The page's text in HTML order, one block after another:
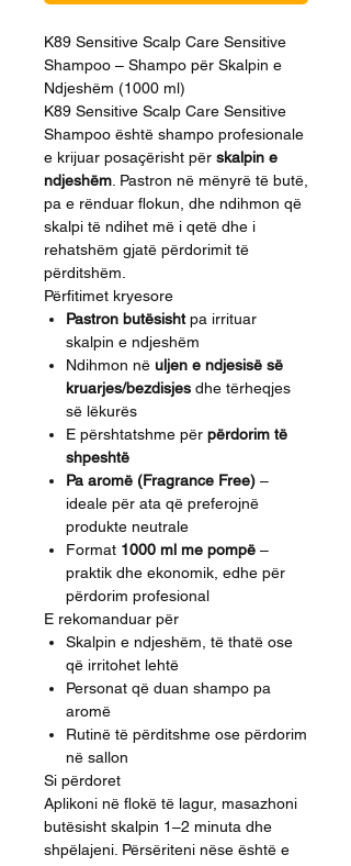
K89 Sensitive Scalp Care Sensitive
Shampoo – Shampo për Skalpin e
Ndjeshëm (1000 ml)
K89 Sensitive Scalp Care Sensitive
Shampoo është shampo profesionale
e krijuar posaçërisht për skalpin e
ndjeshëm . Pastron në mënyrë të butë,
pa e rënduar flokun, dhe ndihmon që
skalpi të ndihet më i qetë dhe i
rehatshëm gjatë përdorimit të
përditshëm.
Përfitimet kryesore
Pastron butësishtpa irrituar
skalpin e ndjeshëm
Ndihmon në uljen e ndjesisë së
kruarjes/bezdisjes dhe tërheqjes
së lëkurës
E përshtatshme për përdorim të
shpeshtë
Pa aromë (Fragrance Free) –
ideale për ata që preferojnë
produkte neutrale
Format 1000 ml me pompë –
praktik dhe ekonomik, edhe për
përdorim profesional
E rekomanduar për
Skalpin e ndjeshëm, të thatë ose
që irritohet lehtë
Personat që duan shampo pa
aromë
Rutinë të përditshme ose përdorim
në sallon
Si përdoret
Aplikoni në flokë të lagur, masazhoni
butësisht skalpin 1–2 minuta dhe
shpëlajeni. Përsëriteni nëse është e